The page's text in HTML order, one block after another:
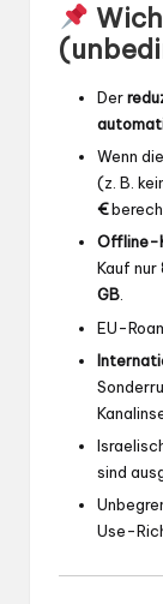
Der
Wenn
(z. B.
€
Offline-
Kauf nur
GB.
EU-
sind
Use-